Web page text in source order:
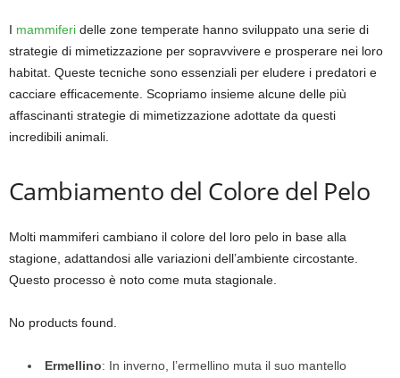
I mammiferi delle zone temperate hanno sviluppato una serie di
strategie di mimetizzazione per sopravvivere e prosperare nei loro
habitat. Queste tecniche sono essenziali per eludere i predatori e
cacciare efficacemente. Scopriamo insieme alcune delle più
affascinanti strategie di mimetizzazione adottate da questi
incredibili animali.
Cambiamento del Colore del Pelo
Molti mammiferi cambiano il colore del loro pelo in base alla
stagione, adattandosi alle variazioni dell’ambiente circostante.
Questo processo è noto come muta stagionale.
No products found.
Ermellino: In inverno, l’ermellino muta il suo mantello